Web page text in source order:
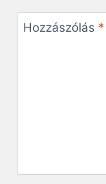
Hozzászólás *